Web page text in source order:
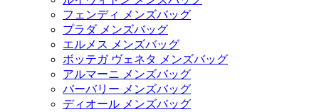
フェンディ メンズバッグ
プラダ メンズバッグ
エルメス メンズバッグ
ボッテガ ヴェネタ メンズバッグ
アルマーニ メンズバッグ
バーバリー メンズバッグ
ディオール メンズバッグ